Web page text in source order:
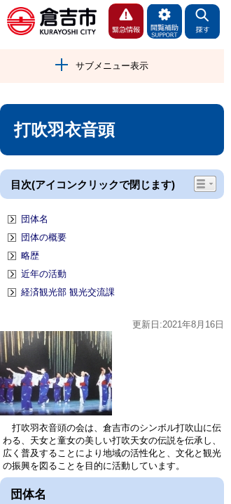
サブメニュー表示
打吹羽衣音頭
目次(アイコンクリックで閉じます)
団体名
団体の概要
略歴
近年の活動
経済観光部 観光交流課
更新日:2021年8月16日
打吹羽衣音頭の会は、倉吉市のシンボル打吹山に伝
わる、天女と童女の美しい打吹天女の伝説を伝承し、
広く普及することにより地域の活性化と、文化と観光
の振興を図ることを目的に活動しています。
団体名